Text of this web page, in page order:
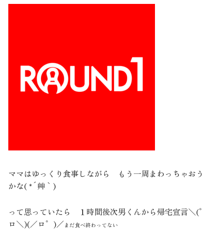
ママはゆっくり食事しながら もう一周まわっちゃおう
かな( *´艸｀)
って思っていたら １時間後次男くんから帰宅宣言＼(゜
ロ＼)(／ロ゜)／ まだ食べ終わってない